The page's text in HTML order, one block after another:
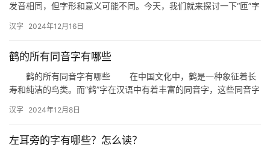
发音相同，但字形和意义可能不同。今天，我们就来探讨一下“匝”字
汉字 2024年12月16日
鹤的所有同音字有哪些
鹤的所有同音字有哪些 在中国文化中，鹤是一种象征着长
寿和纯洁的鸟类。而“鹤”字在汉语中有着丰富的同音字，这些同音字
汉字 2024年12月8日
左耳旁的字有哪些？怎么读？